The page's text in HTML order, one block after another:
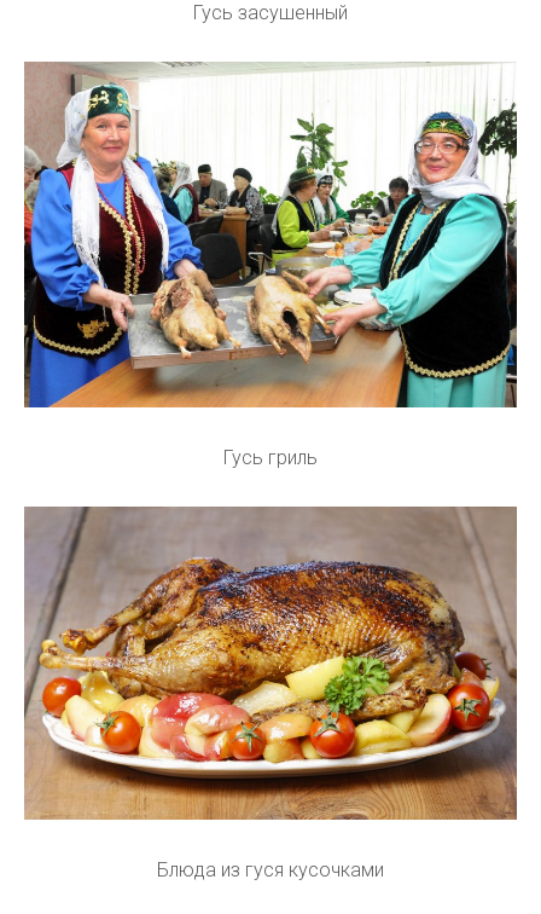
Гусь засушенный
Гусь гриль
Блюда из гуся кусочками